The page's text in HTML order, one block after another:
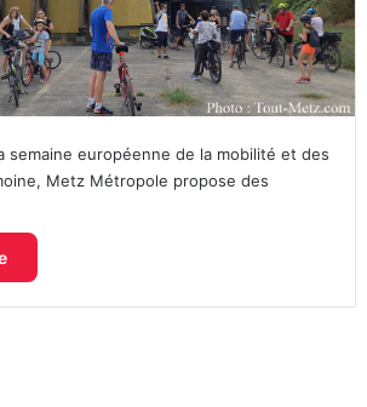
semaine européenne de la mobilité et des
Metz Métropole propose des